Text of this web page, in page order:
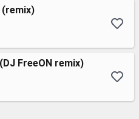
FreeON remix)